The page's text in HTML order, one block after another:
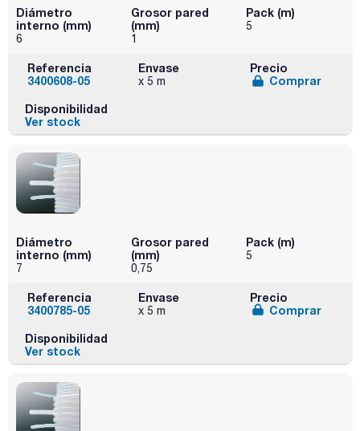
Diámetro
interno (mm)
6
Grosor pared
(mm)
1
Pack (m)
5
Referencia
3400608-05
Envase
x 5 m
Precio
Comprar
Disponibilidad
Ver stock
Diámetro
interno (mm)
7
Grosor pared
(mm)
0,75
Pack (m)
5
Referencia
3400785-05
Envase
x 5 m
Precio
Comprar
Disponibilidad
Ver stock